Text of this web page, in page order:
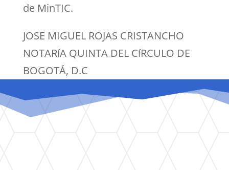
de MinTIC.
JOSE MIGUEL ROJAS CRISTANCHO
NOTARíA QUINTA DEL CíRCULO DE
BOGOTÁ, D.C